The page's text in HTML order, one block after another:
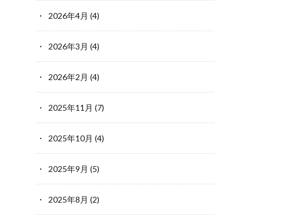
2026年4月 (4)
2026年3月 (4)
2026年2月 (4)
2025年11月 (7)
2025年10月 (4)
2025年9月 (5)
2025年8月 (2)